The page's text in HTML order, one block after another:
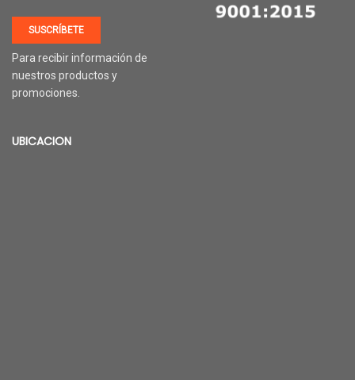
SUSCRÍBETE
Para recibir información de
nuestros productos y
promociones.
UBICACION